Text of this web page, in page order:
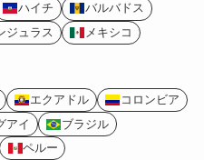
ハイチ
バルバドス
ジュラス メキシコ
エクアドル
コロンビア
アイ
ブラジル
ペルー